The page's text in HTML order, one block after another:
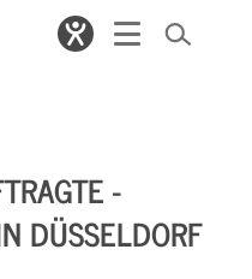
-
DÜSSELDORF